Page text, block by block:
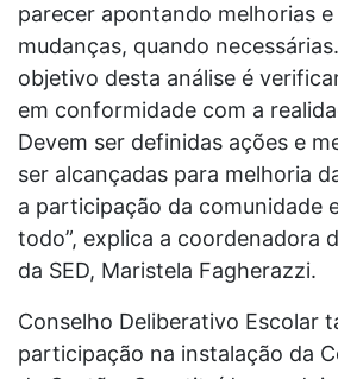
parecer apontando melhorias
mudanças, quando
objetivo desta análise é
em conformidade com a
Devem ser definidas ações e
ser alcançadas para melhoria
a participação da comunidade
todo”, explica a coordenadora
da SED, Maristela Fagherazzi.
Conselho Deliberativo Escolar
participação na instalação da